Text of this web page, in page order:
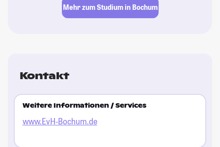
Mehr zum Studium in Bochum
Kontakt
Weitere Informationen / Services
www.EvH-Bochum.de